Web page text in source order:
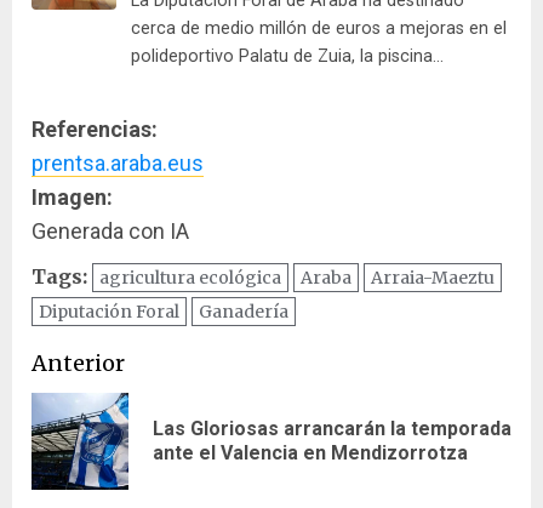
cerca de medio millón de euros a mejoras en el
polideportivo Palatu de Zuia, la piscina…
Referencias:
prentsa.araba.eus
Imagen:
Generada con IA
Tags: agricultura ecológica Araba
Arraia-Maeztu
Diputación Foral
Ganadería
Navegación
de
entradas
Anterior
Las Gloriosas arrancarán la temporada
ante el Valencia en Mendizorrotza